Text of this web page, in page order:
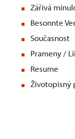
Zářivá
Besonnte
Současnost
Prameny /
Resume
Životopisný